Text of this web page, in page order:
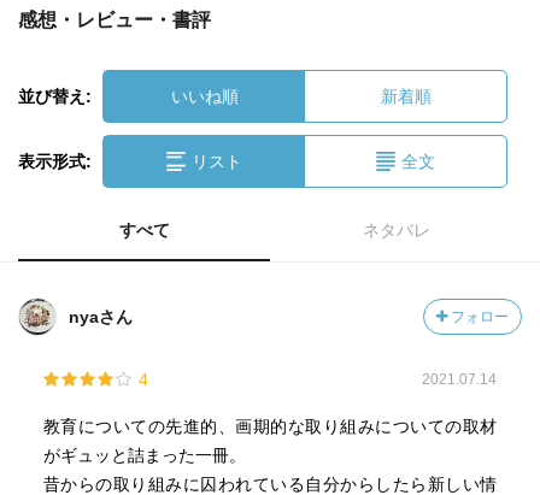
感想・レビュー・書評
並び替え: いいね順 新着順
表示形式: リスト 全文
すべて ネタバレ
nyaさん フォロー
4 2021.07.14
教育についての先進的、画期的な取り組みについての取材
がギュッと詰まった一冊。
昔からの取り組みに囚われている自分からしたら新しい情